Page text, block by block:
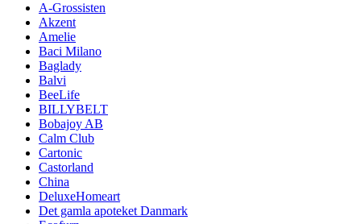
A-Grossisten
Akzent
Amelie
Baci Milano
Baglady
Balvi
BeeLife
BILLYBELT
Bobajoy AB
Calm Club
Cartonic
Castorland
China
DeluxeHomeart
Det gamla apoteket Danmark